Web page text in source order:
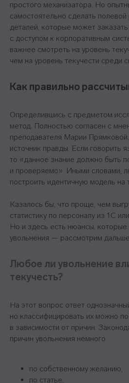
простого механизатора. Но
самостоятельно сделать
деталей, которые может
с доступом к корпоративным
важнее смотреть на уровень
чем на уровень текучести среди
Как правильно
Определившись с предметом
метод. Полностью согласен с
преподавателя Марии
источник правды. Если говорить
то «данное знание должно быть
и проверяемо». Иными словами,
построить идентичную модель на
Казалось бы, что проще, чем
статистику по персоналу из 1С
Но и здесь есть нюансы, которые
увольнения — рассмотрим дальше
Любое ли увольнение
текучесть?
На этот вопрос ответ
но классифицировать их можно
в зависимости от причин.
причин увольнения немного:
по собственному желанию;
по статье;